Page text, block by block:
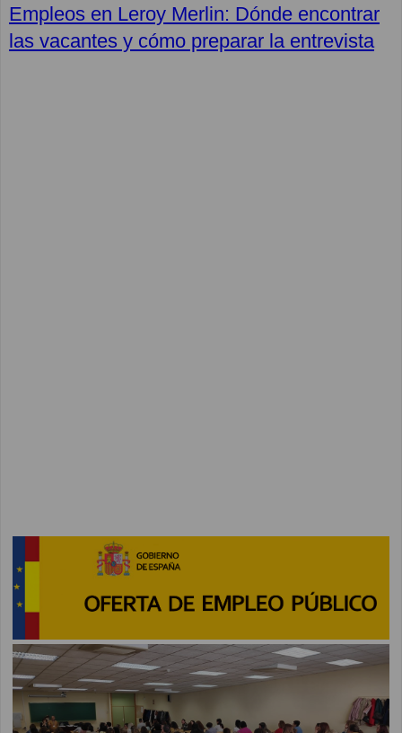
Empleos en Leroy Merlin: Dónde encontrar
las vacantes y cómo preparar la entrevista